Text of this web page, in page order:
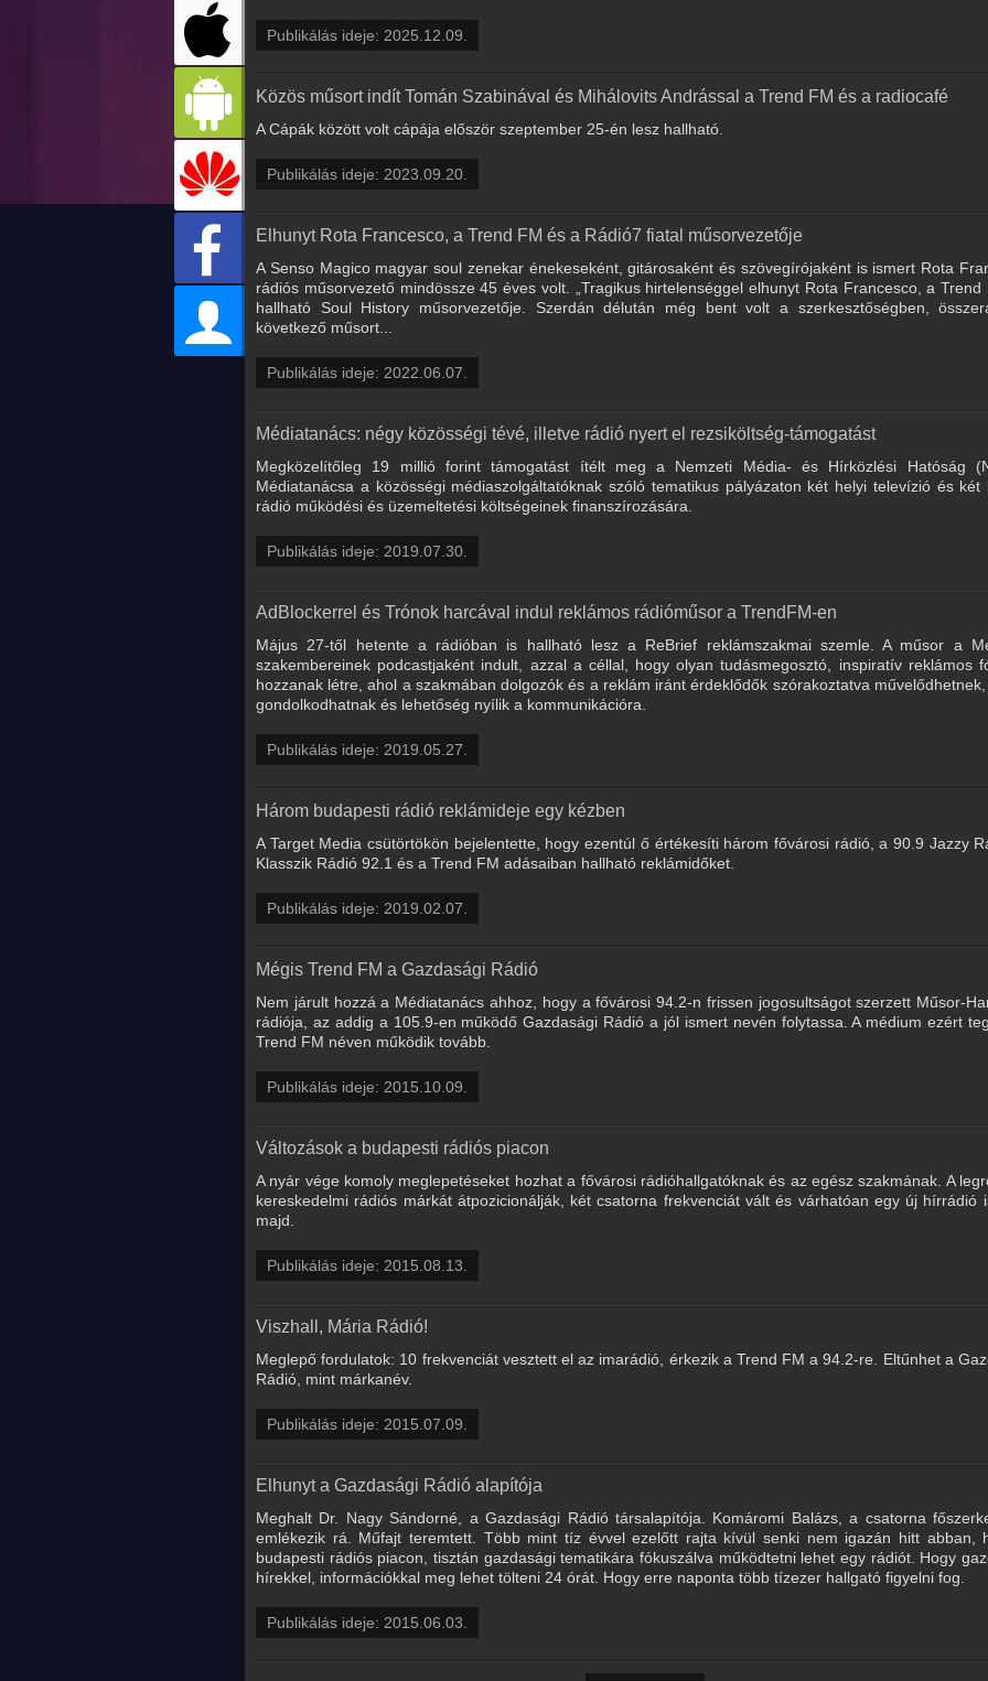
Publikálás ideje: 2025.12.09.
Közös műsort indít Tomán Szabinával és Mihálovits Andrással a Trend FM és a radiocafé
A Cápák között volt cápája először szeptember 25-én lesz hallható.
Publikálás ideje: 2023.09.20.
Elhunyt Rota Francesco, a Trend FM és a Rádió7 fiatal műsorvezetője
A Senso Magico magyar soul zenekar énekeseként, gitárosaként és szövegírójaként is ismert Rota
rádiós műsorvezető mindössze 45 éves volt. „Tragikus hirtelenséggel elhunyt Rota Francesco, a Trend
hallható Soul History műsorvezetője. Szerdán délután még bent volt a szerkesztőségben,
következő műsort...
Publikálás ideje: 2022.06.07.
Médiatanács: négy közösségi tévé, illetve rádió nyert el rezsiköltség-támogatást
Megközelítőleg 19 millió forint támogatást ítélt meg a Nemzeti Média- és Hírközlési Hatóság
Médiatanácsa a közösségi médiaszolgáltatóknak szóló tematikus pályázaton két helyi televízió és két
rádió működési és üzemeltetési költségeinek finanszírozására.
Publikálás ideje: 2019.07.30.
AdBlockerrel és Trónok harcával indul reklámos rádióműsor a TrendFM-en
Május 27-től hetente a rádióban is hallható lesz a ReBrief reklámszakmai szemle. A műsor a
szakembereinek podcastjaként indult, azzal a céllal, hogy olyan tudásmegosztó, inspiratív reklámos
hozzanak létre, ahol a szakmában dolgozók és a reklám iránt érdeklődők szórakoztatva
gondolkodhatnak és lehetőség nyílik a kommunikációra.
Publikálás ideje: 2019.05.27.
Három budapesti rádió reklámideje egy kézben
A Target Media csütörtökön bejelentette, hogy ezentúl ő értékesíti három fővárosi rádió, a 90.9 Jazzy
Klasszik Rádió 92.1 és a Trend FM adásaiban hallható reklámidőket.
Publikálás ideje: 2019.02.07.
Mégis Trend FM a Gazdasági Rádió
Nem járult hozzá a Médiatanács ahhoz, hogy a fővárosi 94.2-n frissen jogosultságot szerzett Műsor-
rádiója, az addig a 105.9-en működő Gazdasági Rádió a jól ismert nevén folytassa. A médium ezért
Trend FM néven működik tovább.
Publikálás ideje: 2015.10.09.
Változások a budapesti rádiós piacon
A nyár vége komoly meglepetéseket hozhat a fővárosi rádióhallgatóknak és az egész szakmának. A
kereskedelmi rádiós márkát átpozicionálják, két csatorna frekvenciát vált és várhatóan egy új hírrádió
majd.
Publikálás ideje: 2015.08.13.
Viszhall, Mária Rádió!
Meglepő fordulatok: 10 frekvenciát vesztett el az imarádió, érkezik a Trend FM a 94.2-re. Eltűnhet a
Rádió, mint márkanév.
Publikálás ideje: 2015.07.09.
Elhunyt a Gazdasági Rádió alapítója
Meghalt Dr. Nagy Sándorné, a Gazdasági Rádió társalapítója. Komáromi Balázs, a csatorna
emlékezik rá. Műfajt teremtett. Több mint tíz évvel ezelőtt rajta kívül senki nem igazán hitt abban,
budapesti rádiós piacon, tisztán gazdasági tematikára fókuszálva működtetni lehet egy rádiót. Hogy
hírekkel, információkkal meg lehet tölteni 24 órát. Hogy erre naponta több tízezer hallgató figyelni fog.
Publikálás ideje: 2015.06.03.